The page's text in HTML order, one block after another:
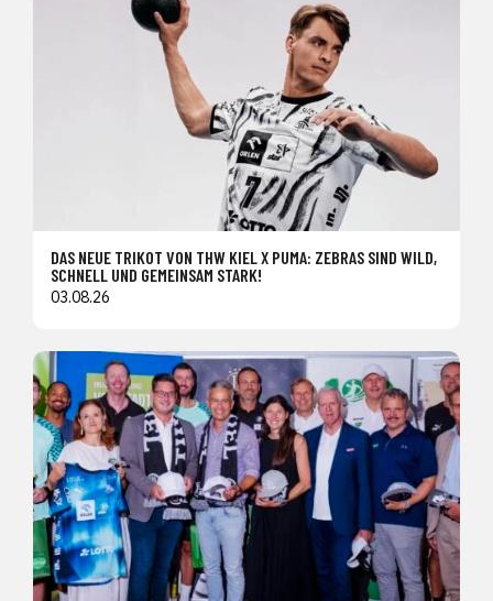
DAS NEUE TRIKOT VON THW KIEL X PUMA: ZEBRAS SIND WILD,
SCHNELL UND GEMEINSAM STARK!
03.08.26